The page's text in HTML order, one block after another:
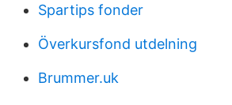
Spartips fonder
Överkursfond utdelning
Brummer.uk